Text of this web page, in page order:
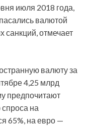
июля 2018 года,
валютой
санкций, отмечает
валюту за
4,25 млрд
предпочитают
спроса на
65%, на евро —